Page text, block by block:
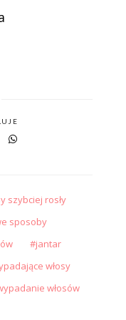
szybciej rosły
sposoby
jantar
włosy
włosów